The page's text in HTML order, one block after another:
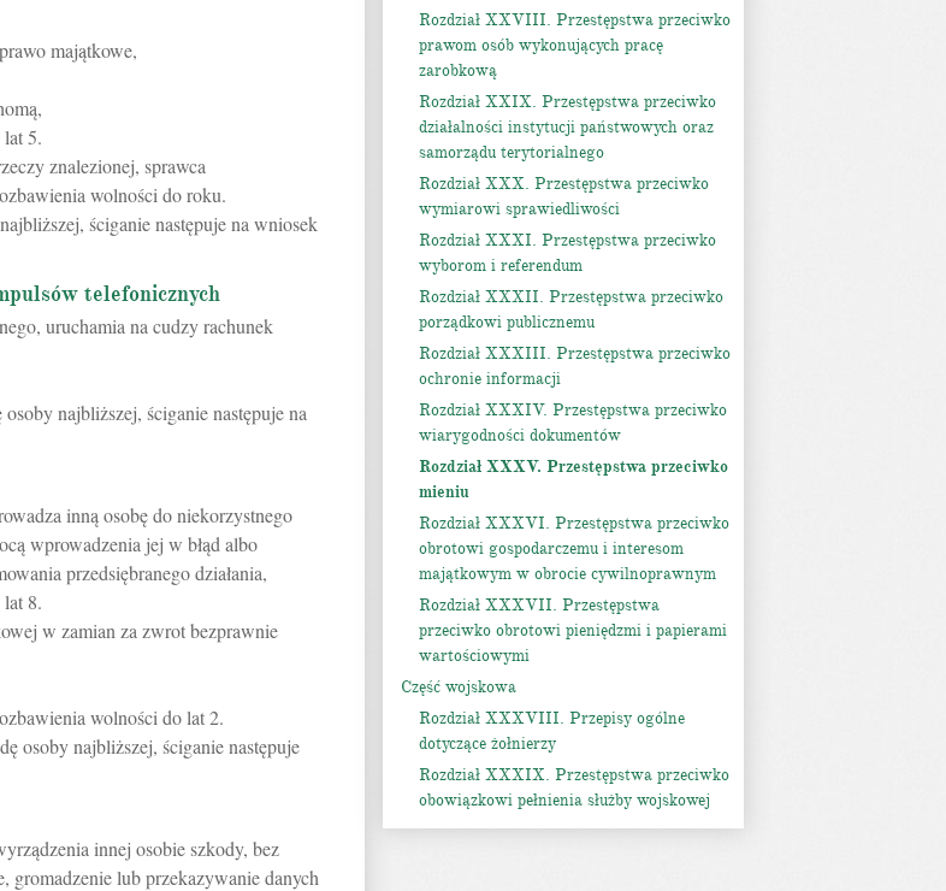
majątkowe,
5.
znalezionej, sprawca
wolności do roku.
ściganie następuje na wniosek
telefonicznych
uruchamia na cudzy rachunek
najbliższej, ściganie następuje na
inną osobę do niekorzystnego
wprowadzenia jej w błąd albo
przedsiębranego działania,
8.
w zamian za zwrot bezprawnie
wolności do lat 2.
osoby najbliższej, ściganie następuje
innej osobie szkody, bez
gromadzenie lub przekazywanie danych
Rozdział XXVIII. Przestępstwa przeciwko
prawom osób wykonujących pracę
zarobkową
Rozdział XXIX. Przestępstwa przeciwko
działalności instytucji państwowych oraz
samorządu terytorialnego
Rozdział XXX. Przestępstwa przeciwko
wymiarowi sprawiedliwości
Rozdział XXXI. Przestępstwa przeciwko
wyborom i referendum
Rozdział XXXII. Przestępstwa przeciwko
porządkowi publicznemu
Rozdział XXXIII. Przestępstwa przeciwko
ochronie informacji
Rozdział XXXIV. Przestępstwa przeciwko
wiarygodności dokumentów
Rozdział XXXV. Przestępstwa przeciwko
mieniu
Rozdział XXXVI. Przestępstwa przeciwko
obrotowi gospodarczemu i interesom
majątkowym w obrocie cywilnoprawnym
Rozdział XXXVII. Przestępstwa
przeciwko obrotowi pieniędzmi i papierami
wartościowymi
Część wojskowa
Rozdział XXXVIII. Przepisy ogólne
dotyczące żołnierzy
Rozdział XXXIX. Przestępstwa przeciwko
obowiązkowi pełnienia służby wojskowej